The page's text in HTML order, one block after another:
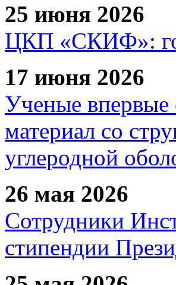
25 июня 2026
ЦКП «СКИФ»:
17 июня 2026
Ученые впервые
материал со
углеродной
26 мая 2026
Сотрудники
стипендии